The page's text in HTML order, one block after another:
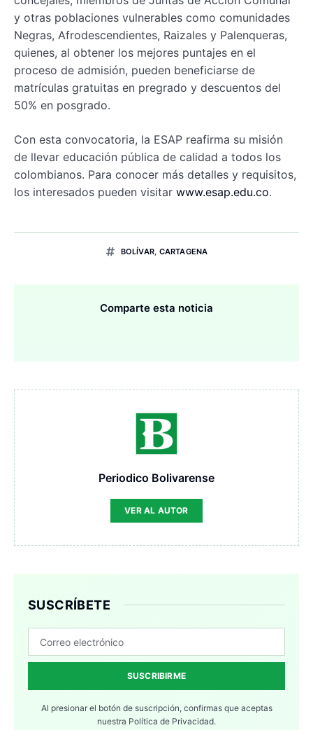
y otras poblaciones vulnerables como comunidades
Negras, Afrodescendientes, Raizales y Palenqueras,
quienes, al obtener los mejores puntajes en el
proceso de admisión, pueden beneficiarse de
matrículas gratuitas en pregrado y descuentos del
50% en posgrado.
Con esta convocatoria, la ESAP reafirma su misión
de llevar educación pública de calidad a todos los
colombianos. Para conocer más detalles y requisitos,
los interesados pueden visitar www.esap.edu.co.
BOLÍVAR, CARTAGENA
Comparte esta noticia
Periodico Bolivarense
VER AL AUTOR
SUSCRÍBETE
SUSCRIBIRME
Al presionar el botón de suscripción, confirmas que aceptas
nuestra Política de Privacidad.